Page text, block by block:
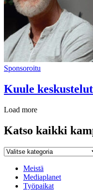
Sponsoroitu
Kuule
Load more
Katso kaikki
Katso
kampanjat
Meistä
Mediaplanet
Työpaikat